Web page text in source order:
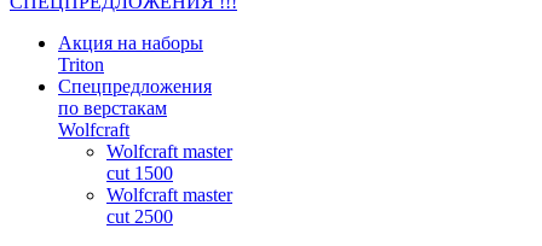
Акция на наборы
Triton
Спецпредложения
по верстакам
Wolfcraft
Wolfcraft master
cut 1500
Wolfcraft master
cut 2500